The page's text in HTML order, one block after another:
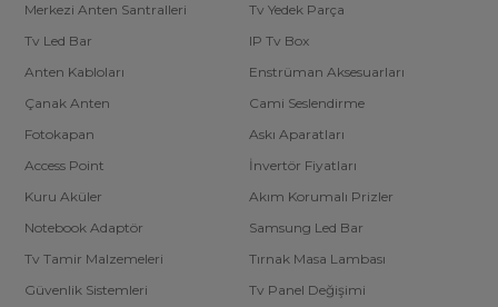
Merkezi Anten Santralleri
Tv Yedek Parça
Tv Led Bar
IP Tv Box
Anten Kabloları
Enstrüman Aksesuarları
Çanak Anten
Cami Seslendirme
Fotokapan
Askı Aparatları
Access Point
İnvertör Fiyatları
Kuru Aküler
Akım Korumalı Prizler
Notebook Adaptör
Samsung Led Bar
Tv Tamir Malzemeleri
Tırnak Masa Lambası
Güvenlik Sistemleri
Tv Panel Değişimi